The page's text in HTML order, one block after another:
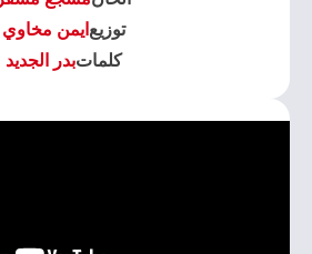
توزيع ايمن مخاوي
كلماتبدر الجديد